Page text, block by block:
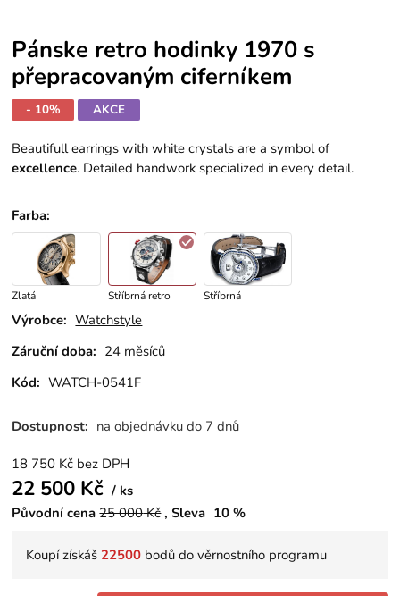
Pánske retro hodinky 1970 s
přepracovaným ciferníkem
- 10% AKCE
Beautifull earrings with white crystals are a symbol of
excellence. Detailed handwork specialized in every detail.
Farba:
Zlatá Stříbrná retro Stříbrná
Výrobce: Watchstyle
Záruční doba: 24 měsíců
Kód: WATCH-0541F
Dostupnost: na objednávku do 7 dnů
18 750 Kč bez DPH
22 500 Kč
ks
Původní cena 25 000Kč Sleva 10 %
Koupí získáš 22500 bodů do věrnostního programu